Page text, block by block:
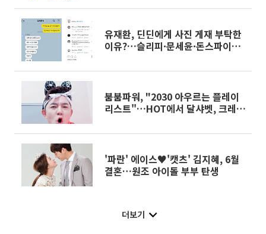
유재환, 딘딘에게 사진 게재 부탁한
이유?…슬리피·문세윤·돈스파이크
증
붐붐파워, "2030 아우르는 플레이
리스트"…HOT에서 달샤벳, 크레용
'파란' 에이스♥'캣츠' 김지혜, 6월
결혼…원조 아이돌 부부 탄생
더보기